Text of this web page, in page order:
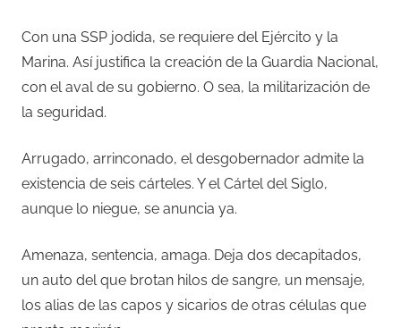
Con una SSP jodida, se requiere del Ejército y la
Marina. Así justifica la creación de la Guardia Nacional,
con el aval de su gobierno. O sea, la militarización de
la seguridad.
Arrugado, arrinconado, el desgobernador admite la
existencia de seis cárteles. Y el Cártel del Siglo,
aunque lo niegue, se anuncia ya.
Amenaza, sentencia, amaga. Deja dos decapitados,
un auto del que brotan hilos de sangre, un mensaje,
los alias de las capos y sicarios de otras células que